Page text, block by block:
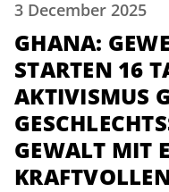
3 December 2025
GHANA:
STARTEN 16
AKTIVISMUS
GEWALT MIT